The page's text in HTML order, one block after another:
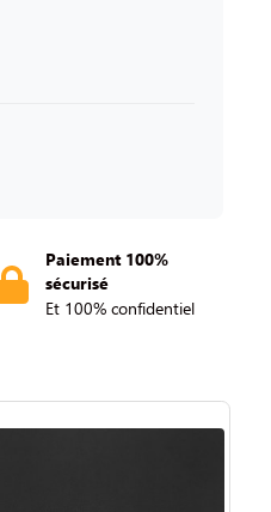
Paiement 100%
sécurisé
Et 100% confidentiel